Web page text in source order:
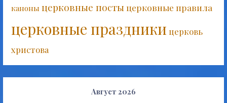
каноны церковные посты церковные правила
церковные праздникицерковь
христова
Август 2026